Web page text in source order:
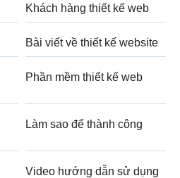
Khách hàng thiết kế web
Bài viết về thiết kế website
Phần mềm thiết kế web
Làm sao để thành công
Video hướng dẫn sử dụng